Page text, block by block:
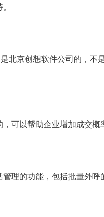
北京创想软件公司的，
可以帮助企业增加成交概
理的功能，包括批量外